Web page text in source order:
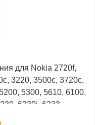
для Nokia 2720f,
3220, 3500c, 3720c,
5300, 5610, 6100,
6230i, 6233,...